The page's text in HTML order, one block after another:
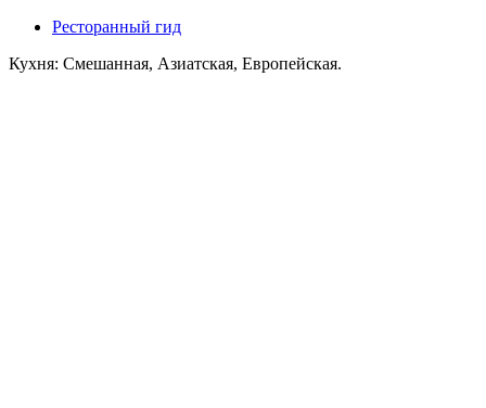
Ресторанный гид
Кухня: Смешанная, Азиатская, Европейская.